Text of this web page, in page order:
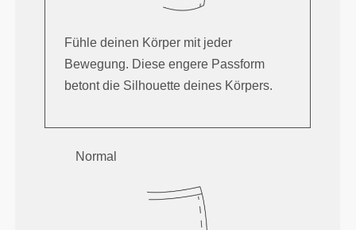
Fühle deinen Körper mit jeder
Bewegung. Diese engere Passform
betont die Silhouette deines Körpers.
Normal